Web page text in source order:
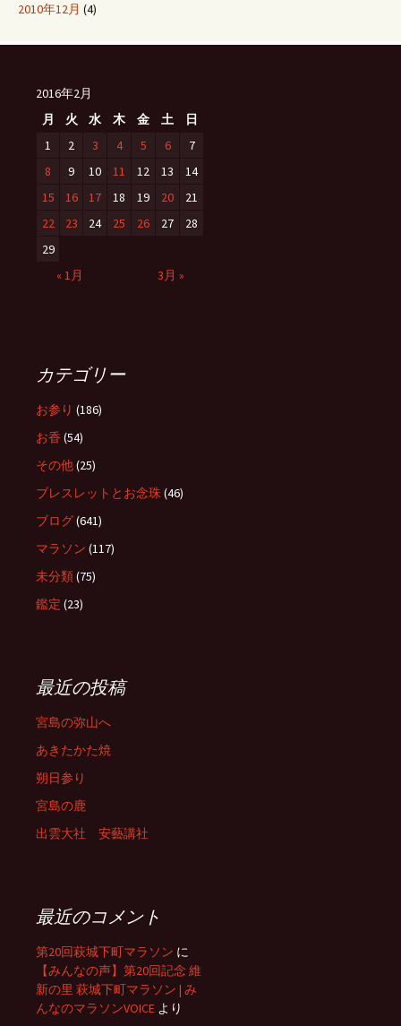
2010年12月 (4)
2016年2月
月
火 水 木 金 土
日
1
2 3 4 5 6
7
8
9 10 11 12 13
14
15
16 17 18 19 20
21
22
23 24 25 26 27
28
29
« 1月
3月 »
カテゴリー
お参り (186)
お香 (54)
その他(25)
ブレスレットとお念珠(46)
ブログ(641)
マラソン (117)
未分類(75)
鑑定 (23)
最近の投稿
宮島の弥山へ
あきたかた焼
朔日参り
宮島の鹿
出雲大社 安藝講社
最近のコメント
第20回萩城下町マラソン に
【みんなの声】第20回記念 維
新の里 萩城下町マラソン | み
んなのマラソンVOICE より